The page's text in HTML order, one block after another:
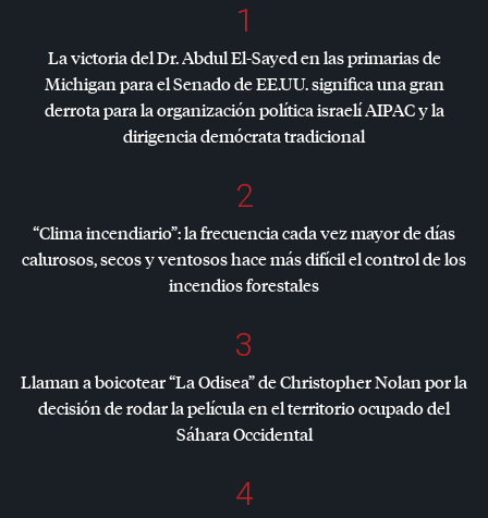
1
La victoria del Dr. Abdul El-Sayed en las primarias de
Michigan para el Senado de EE.UU. significa una gran
derrota para la organización política israelíAIPACy la
dirigencia demócrata tradicional
2
“Clima incendiario”: la frecuencia cada vez mayor de días
calurosos, secos y ventosos hace más difícil el control de los
incendios forestales
3
Llaman a boicotear “La Odisea” de Christopher Nolan por la
decisión de rodar la película en el territorio ocupado del
Sáhara Occidental
4